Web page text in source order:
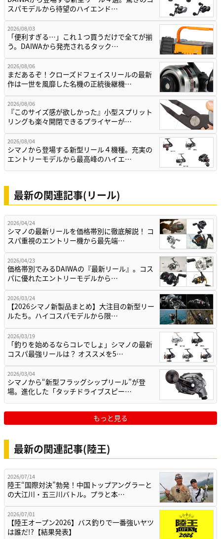
スパモデルから待望のハイエンド…
2026/08/03
「便利すぎる…」これ１つ買うだけで全てが揃
う。DAIWAから発売されるタック…
2026/08/06
まだあるぞ！クローズドフェイスリールの最新
作は一世を風靡した名機の正統後継機…
2026/08/06
『このサイズ感が欲しかった』小型スプリット
リングも楽々開閉できるプライヤーが…
2026/08/04
シマノから登場する新型リール４機種。充実の
エントリーモデルから最高峰のハイエ…
最新の関連記事(リール)
2026/04/24
シマノの最新リールを価格帯別に徹底解説！ コ
スパ重視のエントリー機から最先端…
2026/04/23
価格帯別でみるDAIWAの『最新リール』。コス
パに優れたエントリーモデルから…
2026/03/24
【2026シマノ新製品まとめ】大注目の新型リー
ルたち。ハイコスパモデルから限…
2026/03/19
「釣りを始めるならコレでしょ」シマノの最新
コスパ最強リールは？ オススメを5…
2026/03/04
シマノから“新型フラッグシップリール”が登
場。進化した「タッチドライブスピー…
もっと見る
最新の関連記事(陸王)
2026/07/14
陸王“国際対決”勃発！中国トップアングラーと
の大江川・五三川バトル。プラと本…
2026/07/01
【陸王オープン2026】バス釣りで一番強いヤツ
は誰だ!?【結果発表】